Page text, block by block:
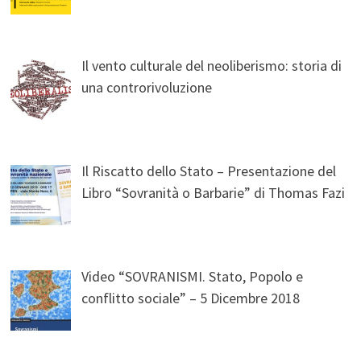
Il vento culturale del neoliberismo: storia di
una controrivoluzione
Il Riscatto dello Stato – Presentazione del
Libro “Sovranità o Barbarie” di Thomas Fazi
Video “SOVRANISMI. Stato, Popolo e
conflitto sociale” – 5 Dicembre 2018